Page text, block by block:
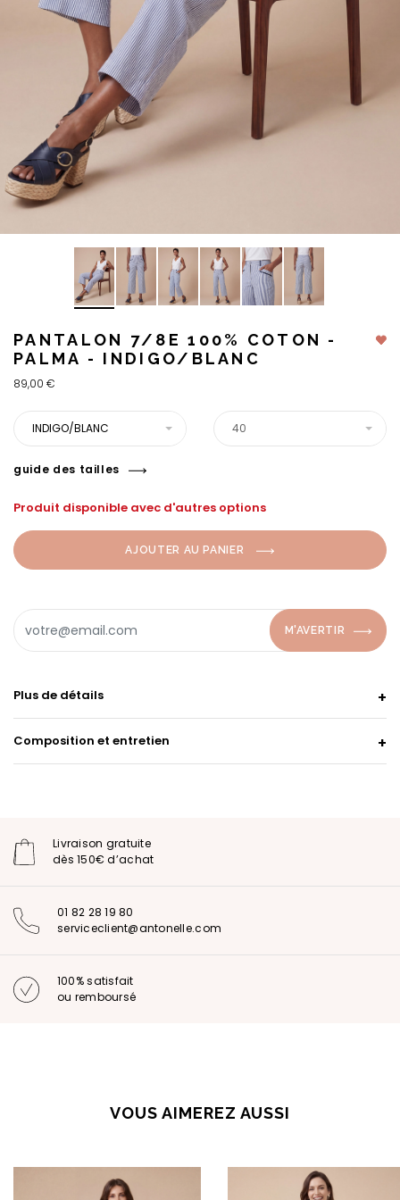
PANTALON 7/8E 100% COTON -
PALMA - INDIGO/BLANC
89,00 €
INDIGO/BLANC 40
guide des tailles
Produit disponible avec d'autres options
AJOUTER AU PANIER
M'AVERTIR
Plus de détails
Composition et entretien
Livraison gratuite
dès 150€ d’achat
01 82 28 19 80
serviceclient@antonelle.com
100% satisfait
ou remboursé
VOUS AIMEREZ AUSSI